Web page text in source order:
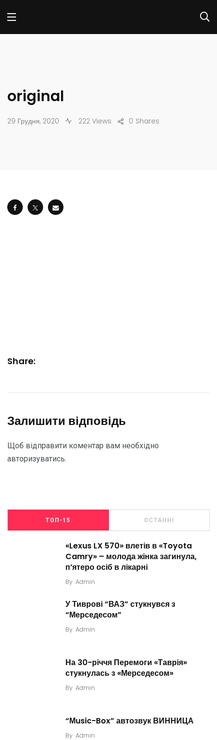
original
29 Грудня, 2020 222 Views Shares
0
Share:
Залишити відповідь
Щоб відправити коментар вам необхідно
авторизуватись.
ТОП-15 ОСТАННІ
«Lexus LX 570» влетів в «Toyota
Camry» – молода жінка загинула,
п’ятеро осіб в лікарні
By Admin
У Тиврові “ВАЗ” стукнувся з
“Мерседесом”
By Admin
На 30-річчя Перемоги «Таврія»
стукнулась з «Мерседесом»
By Admin
“Мusic-Box” автозвук ВИННИЦА
By Admin